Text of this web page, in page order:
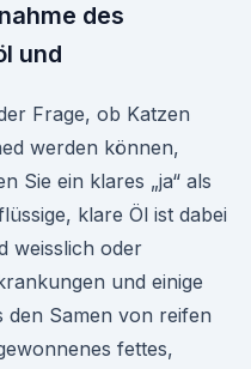
des
und
Frage, ob Katzen
werden können,
Sie ein klares „ja“ als
klare Öl ist dabei
weisslich oder
und einige
Samen von reifen
fettes,